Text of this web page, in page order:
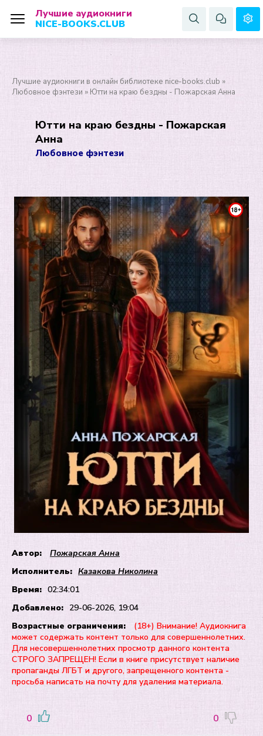
Лучшие аудиокниги
NICE-BOOKS.CLUB
Лучшие аудиокниги в онлайн библиотеке nice-books.club »
Любовное фэнтези » Ютти на краю бездны - Пожарская Анна
Ютти на краю бездны - Пожарская
Анна
Любовное фэнтези
Автор:
Пожарская Анна
Исполнитель: Казакова Николина
Время: 02:34:01
Добавлено: 29-06-2026, 19:04
Возрастные ограничения:
(18+) Внимание! Аудиокнига
может содержать контент только для совершеннолетних.
Для несовершеннолетних просмотр данного контента
СТРОГО ЗАПРЕЩЕН! Если в книге присутствует наличие
пропаганды ЛГБТ и другого, запрещенного контента -
просьба написать на почту для удаления материала.
0 0